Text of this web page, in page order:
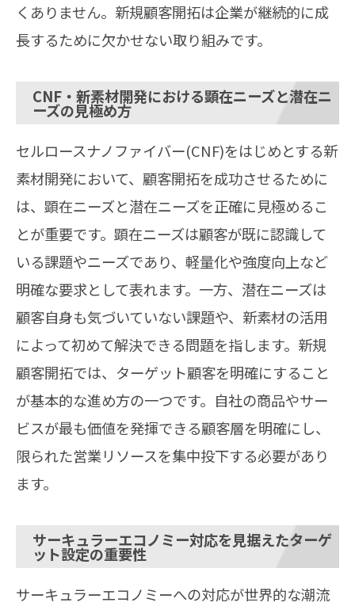
くありません。新規顧客開拓は企業が継続的に成
長するために欠かせない取り組みです。
CNF・新素材開発における顕在ニーズと潜在ニ
ーズの見極め方
セルロースナノファイバー(CNF)をはじめとする新
素材開発において、顧客開拓を成功させるために
は、顕在ニーズと潜在ニーズを正確に見極めるこ
とが重要です。顕在ニーズは顧客が既に認識して
いる課題やニーズであり、軽量化や強度向上など
明確な要求として表れます。一方、潜在ニーズは
顧客自身も気づいていない課題や、新素材の活用
によって初めて解決できる問題を指します。新規
顧客開拓では、ターゲット顧客を明確にすること
が基本的な進め方の一つです。自社の商品やサー
ビスが最も価値を発揮できる顧客層を明確にし、
限られた営業リソースを集中投下する必要があり
ます。
サーキュラーエコノミー対応を見据えたターゲ
ット設定の重要性
サーキュラーエコノミーへの対応が世界的な潮流